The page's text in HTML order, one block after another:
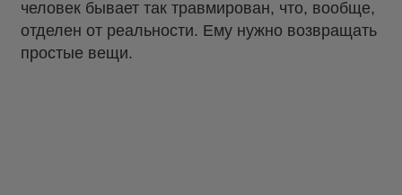
человек бывает так травмирован, что, вообще,
отделен от реальности. Ему нужно возвращать
простые вещи.